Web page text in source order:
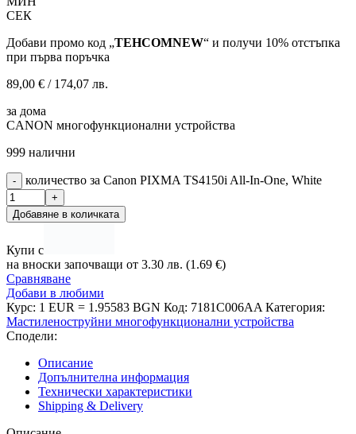
СЕК
Добави промо код „TEHCOMNEW“ и получи 10% отстъпка
при първа поръчка
89,00 € / 174,07 лв.
за дома
CANON многофункционални устройства
999 налични
количество за Canon PIXMA TS4150i All-In-One, White
Добавяне в количката
Купи с
на вноски започващи от 3.30 лв. (1.69 €)
Сравняване
Добави в любими
Курс: 1 EUR = 1.95583 BGN Код: 7181C006AA Категория:
Мастиленоструйни многофункционални устройства
Сподели:
Описание
Допълнителна информация
Технически характеристики
Shipping & Delivery